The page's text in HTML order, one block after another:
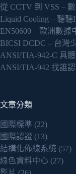
從 CCTV 到 VSS –
Liquid Cooling – 聽
EN50600 – 歐洲數據
BICSI DCDC – 台灣
ANSI/TIA-942-C 具
ANSI/TIA-942 找誰
文章分類
國際標準 (22)
國際認證 (13)
結構化佈線系統 (57)
綠色資料中心 (27)